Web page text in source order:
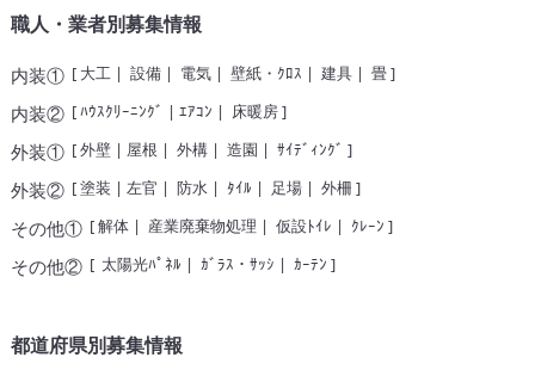
職人・業者別募集情報
内装①[ 大工| 設備| 電気| 壁紙・ｸﾛｽ | 建具| 畳]
内装②[ﾊｳｽｸﾘｰﾆﾝｸﾞ | ｴｱｺﾝ | 床暖房]
外装①[外壁| 屋根 | 外構| 造園 | ｻｲﾃﾞｨﾝｸﾞ ]
外装②[塗装 | 左官 | 防水| ﾀｲﾙ | 足場| 外柵 ]
その他①[解体| 産業廃棄物処理 | 仮設ﾄｲﾚ | ｸﾚｰﾝ ]
その他②[ 太陽光ﾊﾟﾈﾙ | ｶﾞﾗｽ・ｻｯｼ | ｶｰﾃﾝ ]
都道府県別募集情報